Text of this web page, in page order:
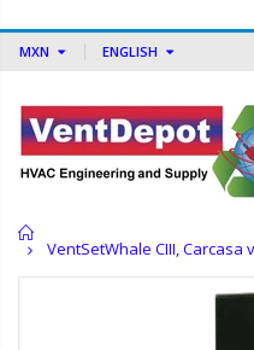
MXN ENGLISH
VentSetWhale CIII, Carcasa